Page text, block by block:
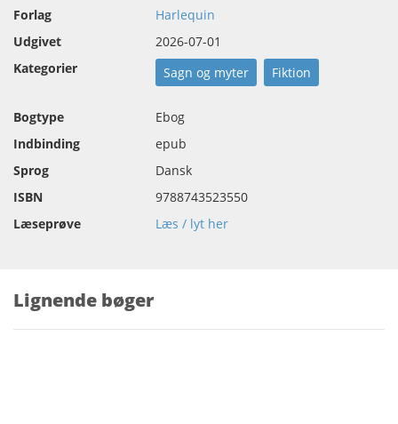
Forlag
Harlequin
Udgivet
2026-07-01
Kategorier
Sagn og myter Fiktion
Bogtype
Ebog
Indbinding
epub
Sprog
Dansk
ISBN
9788743523550
Læseprøve
Læs / lyt her
Lignende bøger